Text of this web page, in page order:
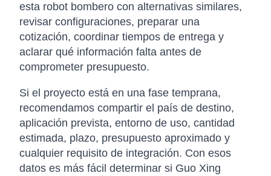
esta robot bombero con alternativas similares,
revisar configuraciones, preparar una
cotización, coordinar tiempos de entrega y
aclarar qué información falta antes de
comprometer presupuesto.
Si el proyecto está en una fase temprana,
recomendamos compartir el país de destino,
aplicación prevista, entorno de uso, cantidad
estimada, plazo, presupuesto aproximado y
cualquier requisito de integración. Con esos
datos es más fácil determinar si Guo Xing